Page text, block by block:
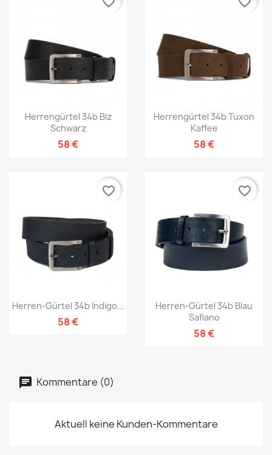
Herrengürtel 34b Biz
Schwarz
58 €
Herrengürtel 34b Tuxon
Kaffee
58 €
Herren-Gürtel 34b Indigo...
58 €
favorite_border
Herren-Gürtel 34b Blau
Safiano
58 €
favorite_border
Kommentare (0)
Aktuell keine Kunden-Kommentare